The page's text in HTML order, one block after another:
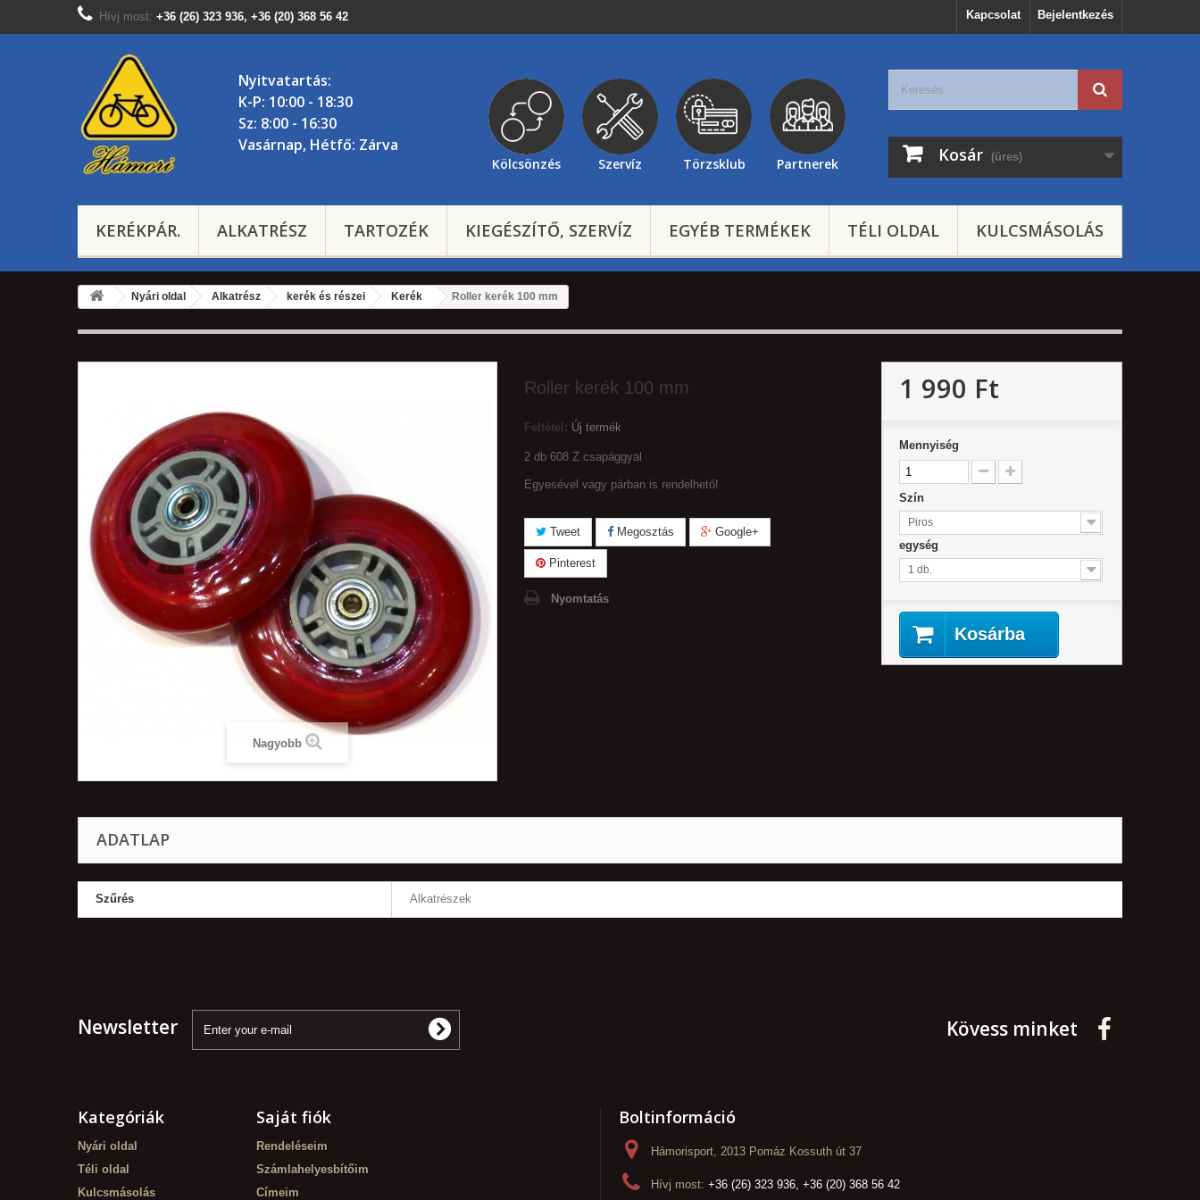
Bejelentkezés
Kapcsolat
Hívj most: +36 (26) 323 936, +36 (20) 368 56 42
Nyitvatartás:
K-P: 10:00 - 18:30
Sz: 8:00 - 16:30
Vasárnap, Hétfő: Zárva
Kölcsönzés Szervíz Törzsklub Partnerek Kosár (üres)
KERÉKPÁR. ALKATRÉSZ TARTOZÉK KIEGÉSZÍTŐ, SZERVÍZ EGYÉB TERMÉKEK TÉLI OLDAL KULCSMÁSOLÁS
Nyári oldal Alkatrész kerék és részei Kerék Roller kerék 100 mm
Nagyobb
Roller kerék 100 mm
Feltétel: Új termék
2 db 608 Z csapággyal
Egyesével vagy párban is rendelhető!
Tweet Megosztás Google+
Pinterest
Nyomtatás
1 990 Ft‎
Mennyiség
Szín
Piros
egység
1 db.
Kosárba
ADATLAP
Szűrés Alkatrészek
Newsletter Kövess minket
Kategóriák
Nyári oldal
Téli oldal
Kulcsmásolás
Saját fiók
Rendeléseim
Számlahelyesbítőim
Címeim
Boltinformáció
Hámorisport, 2013 Pomáz Kossuth út 37
Hívj most: +36 (26) 323 936, +36 (20) 368 56 42